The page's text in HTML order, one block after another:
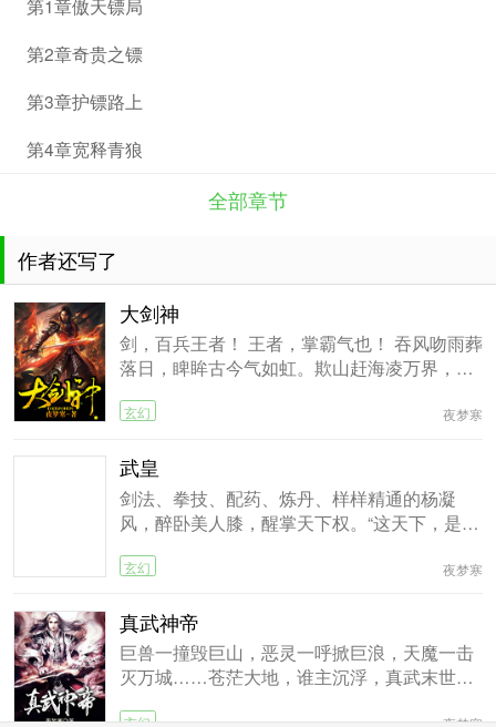
第1章傲天镖局
第2章奇贵之镖
第3章护镖路上
第4章宽释青狼
全部章节
作者还写了
大剑神
剑，百兵王者！ 王者，掌霸气也！ 吞风吻雨葬
落日，睥眸古今气如虹。欺山赶海凌万界，笑
昊天天生剑心，因祸得福，获无上神功，修无
三尺长剑刺苍穹，舞长天，斩日月，覆天地，
登剑道彼岸，傲剑九重天。 何谓传奇，大剑神
也！
玄幻 夜梦寒
武皇
剑法、拳技、配药、炼丹、样样精通的杨凝
风，醉卧美人膝，醒掌天下权。“这天下，是你
者？仅仅是开始！
玄幻 夜梦寒
真武神帝
巨兽一撞毁巨山，恶灵一呼掀巨浪，天魔一击
灭万城……苍茫大地，谁主沉浮，真武末世，
玄幻 夜梦寒